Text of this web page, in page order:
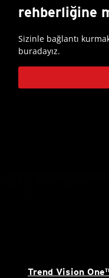
rehberliğine
Sizinle bağlantı
buradayız.
Trend Vision